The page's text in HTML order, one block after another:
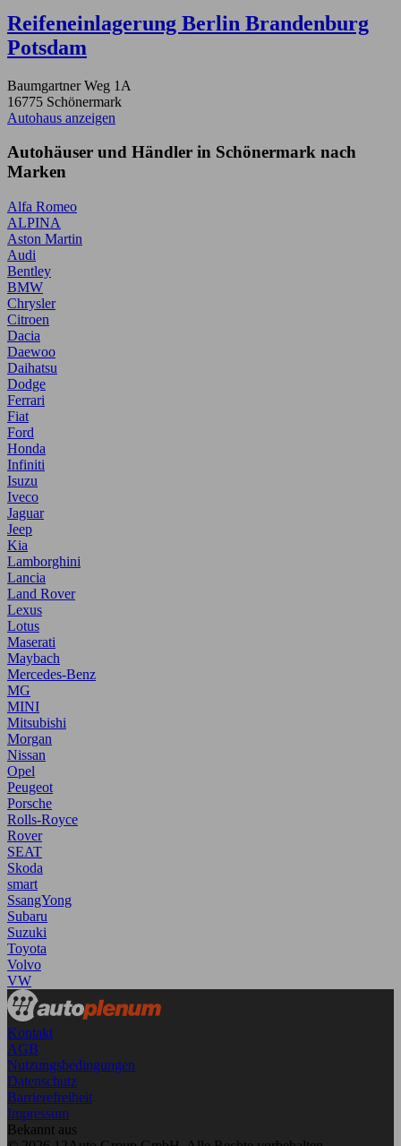
Reifeneinlagerung Berlin Brandenburg
Potsdam
Baumgartner Weg 1A
16775 Schönermark
Autohaus anzeigen
Autohäuser und Händler in Schönermark nach
Marken
Alfa Romeo
ALPINA
Aston Martin
Audi
Bentley
BMW
Chrysler
Citroen
Dacia
Daewoo
Daihatsu
Dodge
Ferrari
Fiat
Ford
Honda
Infiniti
Isuzu
Iveco
Jaguar
Jeep
Kia
Lamborghini
Lancia
Land Rover
Lexus
Lotus
Maserati
Maybach
Mercedes-Benz
MG
MINI
Mitsubishi
Morgan
Nissan
Opel
Peugeot
Porsche
Rolls-Royce
Rover
SEAT
Skoda
smart
SsangYong
Subaru
Suzuki
Toyota
Volvo
VW
Kontakt
AGB
Nutzungsbedingungen
Datenschutz
Barrierefreiheit
Impressum
Bekannt aus